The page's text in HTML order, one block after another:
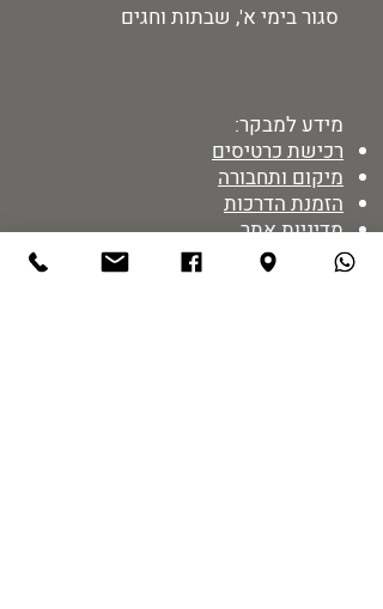
סגור בימי א', שבתות וחגים
מידע למבקר:
רכישת כרטיסים
מיקום ותחבורה
הזמנת הדרכות
מדיניות אתר
נגישות